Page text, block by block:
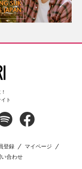
ト
登録
マイページ
合わせ